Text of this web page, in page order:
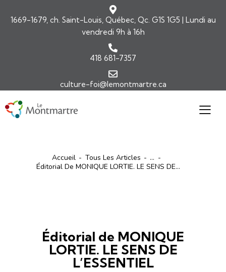
1669-1679, ch. Saint-Louis, Québec, Qc. G1S 1G5 | Lundi au
vendredi 9h à 16h
418 681-7357
culture-foi@lemontmartre.ca
Accueil Tous Les Articles
...
Éditorial De MONIQUE LORTIE. LE SENS DE...
Éditorial de MONIQUE
LORTIE. LE SENS DE
L’ESSENTIEL